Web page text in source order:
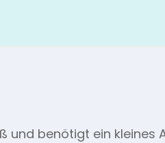
benötigt ein kleines